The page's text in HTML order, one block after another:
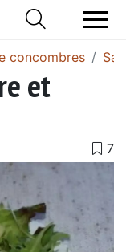
concombres
et